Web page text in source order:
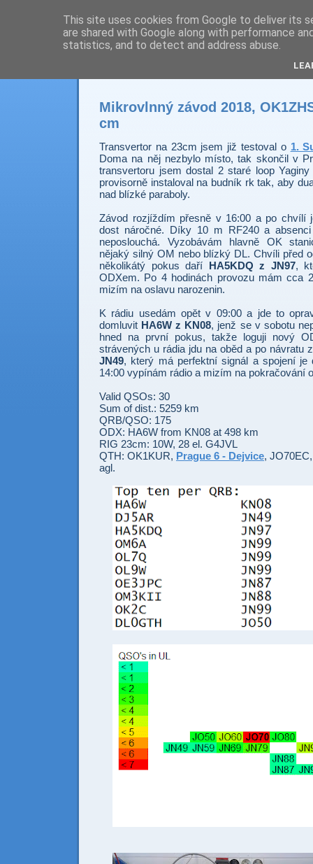
Prdec - Pardubice
Mikrovlnný závod 2018,
cm
Transvertor na 23cm jsem již testoval o 1.
Doma na něj nezbylo místo, tak skončil v
transvertoru jsem dostal 2 staré loop
provisorně instaloval na budník rk tak, aby
nad blízké paraboly.
Závod rozjíždím přesně v 16:00 a po chvílí
dost náročné. Díky 10 m RF240 a
neposlouchá. Vyzobávám hlavně OK
nějaký silný OM nebo blízký DL. Chvíli před
několikátý pokus daří HA5KDQ z JN97,
ODXem. Po 4 hodinách provozu mám cca
mizím na oslavu narozenin.
K rádiu usedám opět v 09:00 a jde to
domluvit HA6W z KN08, jenž se v sobotu
hned na první pokus, takže loguji nový
strávených u rádia jdu na oběd a po návratu
JN49, který má perfektní signál a spojení je
14:00 vypínám rádio a mizím na pokračování
Valid QSOs: 30
Sum of dist.: 5259 km
QRB/QSO: 175
ODX: HA6W from KN08 at 498 km
RIG 23cm: 10W, 28 el. G4JVL
QTH: OK1KUR, Prague 6 - Dejvice,
agl.
This site uses cookies from Google to deliver its
are shared with Google along with performance
statistics, and to detect and address abuse.